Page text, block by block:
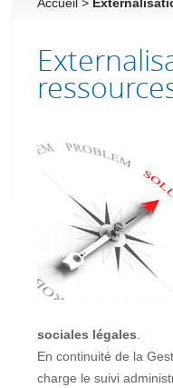
Accueil>
sociales légales.
En continuité de la
charge le suivi